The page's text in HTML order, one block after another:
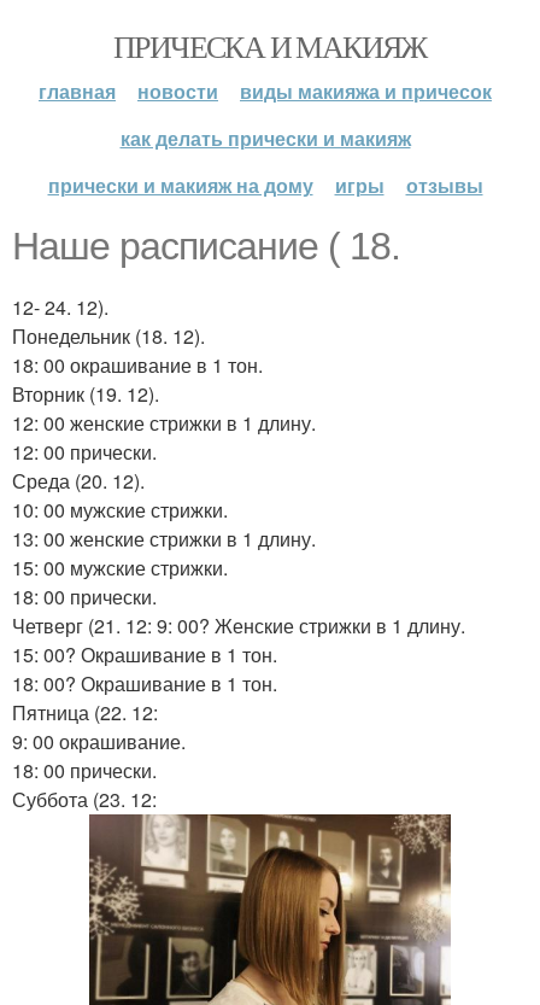
ПРИЧЕСКА И МАКИЯЖ
главная новости
виды макияжа и причесок
как делать прически и макияж
прически и макияж на дому
игры отзывы
Наше расписание ( 18.
12- 24. 12).
Понедельник (18. 12).
18: 00 окрашивание в 1 тон.
Вторник (19. 12).
12: 00 женские стрижки в 1 длину.
12: 00 прически.
Среда (20. 12).
10: 00 мужские стрижки.
13: 00 женские стрижки в 1 длину.
15: 00 мужские стрижки.
18: 00 прически.
Четверг (21. 12: 9: 00? Женские стрижки в 1 длину.
15: 00? Окрашивание в 1 тон.
18: 00? Окрашивание в 1 тон.
Пятница (22. 12:
9: 00 окрашивание.
18: 00 прически.
Суббота (23. 12: